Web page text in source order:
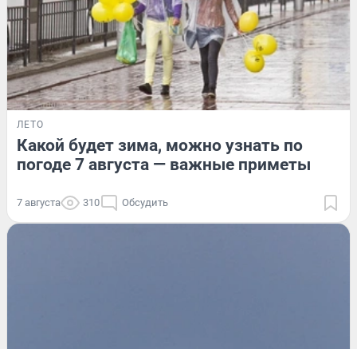
ЛЕТО
Какой будет зима, можно узнать по
погоде 7 августа — важные приметы
7 августа 310 Обсудить